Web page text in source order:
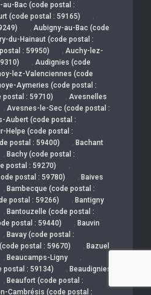
Bac (code postal :
(code postal : 59165) ,
, Aubigny-au-Bac (code
du-Hainaut (code postal :
: 59950) , Auchy-lez-
, Audignies (code
lez-Valenciennes (code
Aymeries (code postal :
postal : 59710) , Avesnelles
, Avesnes-le-Sec (code postal :
Aubert (code postal :
Helpe (code postal :
postal : 59400) , Bachant
, Bachy (code postal :
postal : 59270) ,
postal : 59780) , Baives
, Bambecque (code postal :
postal : 59266) , Bantigny
, Bantouzelle (code postal :
postal : 59440) , Bauvin
, Bavay (code postal :
postal : 59670) , Bazuel
, Beaucamps-Ligny ,
postal : 59134) , Beaudignies
, Beaufort (code postal :
Cambrésis (code postal :